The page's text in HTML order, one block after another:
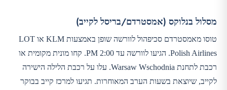
מסלול בנלוקס (אמסטרדם/בריסל לקייב)
טוסו מאמסטרדם סכיפהול לוורשה שופן באמצעות KLM או LOT
Polish Airlines. הגיעו לוורשה עד 2:00 PM. קחו מונית מקומית או
רכבת לתחנת Warsaw Wschodnia. עלו על רכבת הלילה הישירה
לקייב, שיוצאת בשעות הערב המאוחרות. תגיעו למרכז קייב בבוקר